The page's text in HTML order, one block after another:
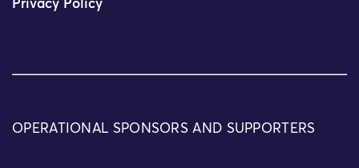
Privacy Policy
OPERATIONAL SPONSORS AND SUPPORTERS